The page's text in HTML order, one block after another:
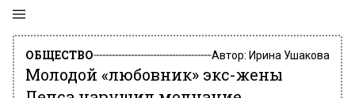
ОБЩЕСТВО Автор: Ирина Ушакова
Молодой «любовник» экс-жены